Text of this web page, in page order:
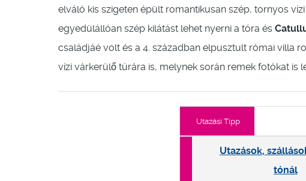
elváló kis szigeten épült romantikusan szép, tornyos
egyedülállóan szép kilátást lehet nyerni a tóra és
családjáé volt és a 4. században elpusztult római villa
vízi várkerülő túrára is, melynek során remek fotókat is
Utazási Tipp
Utazások,
tónál